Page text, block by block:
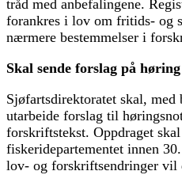
tråd med anbefalingene.
forankres i lov om fritids- og
nærmere bestemmelser i
Skal sende forslag på høring
Sjøfartsdirektoratet skal,
utarbeide forslag til
forskriftstekst. Oppdraget
fiskeridepartementet innen
lov- og forskriftsendringer vil